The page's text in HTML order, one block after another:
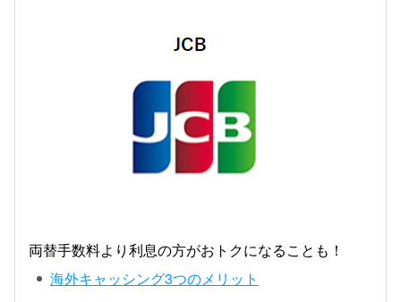
両替手数料より利息の方がおトクになることも！
海外キャッシング3つのメリット